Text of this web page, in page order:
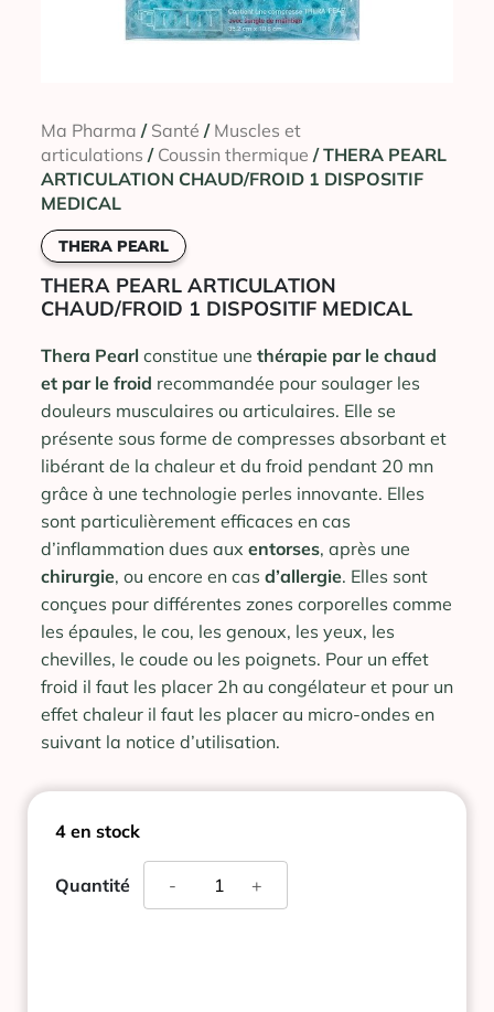
Ma Pharma / Santé / Muscles et
articulations / Coussin thermique / THERA PEARL
ARTICULATION CHAUD/FROID 1 DISPOSITIF
MEDICAL
THERA PEARL
THERA PEARL ARTICULATION
CHAUD/FROID 1 DISPOSITIF MEDICAL
Thera Pearl constitue une thérapie par le chaud
et par le froid recommandée pour soulager les
douleurs musculaires ou articulaires. Elle se
présente sous forme de compresses absorbant et
libérant de la chaleur et du froid pendant 20 mn
grâce à une technologie perles innovante. Elles
sont particulièrement efficaces en cas
d’inflammation dues aux entorses, après une
chirurgie, ou encore en cas d’allergie. Elles sont
conçues pour différentes zones corporelles comme
les épaules, le cou, les genoux, les yeux, les
chevilles, le coude ou les poignets. Pour un effet
froid il faut les placer 2h au congélateur et pour un
effet chaleur il faut les placer au micro-ondes en
suivant la notice d’utilisation.
4 en stock
Quantité +
quantité
-